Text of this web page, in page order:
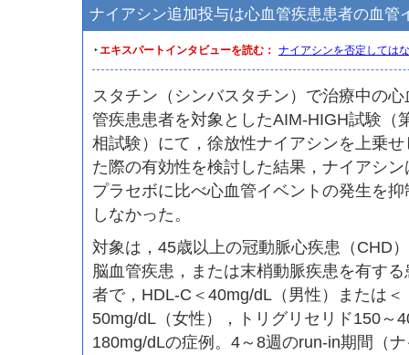
ナイアシン追加投与は心血管疾患患者の血管
‣エキスパートインタビューを読む： ナイアシンを否定しては
スタチン（シンバスタチン）で治療中の心
管疾患患者を対象としたAIM-HIGH試験（
相試験）にて，徐放性ナイアシンを上乗せ
た際の有効性を検討した結果，ナイアシン
プラセボに比べ心血管イベントの発生を抑
しなかった。
対象は，45歳以上の冠動脈心疾患（CHD
脳血管疾患，または末梢動脈疾患を有する
者で，HDL-C＜40mg/dL（男性）または＜
50mg/dL（女性），トリグリセリド150～
180mg/dLの症例。4～8週のrun-in期間（